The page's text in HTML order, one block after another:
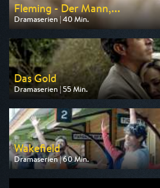
Fleming - Der Mann,...
Dramaserien | 40 Min.
Ausgestrahlt von One
am 11.08.2026, 20:15
Das Gold
Dramaserien | 55 Min.
Ausgestrahlt von One
am 06.08.2026, 23:50
Wakefield
Dramaserien | 60 Min.
Ausgestrahlt von arte
am 10.08.2026, 22:40